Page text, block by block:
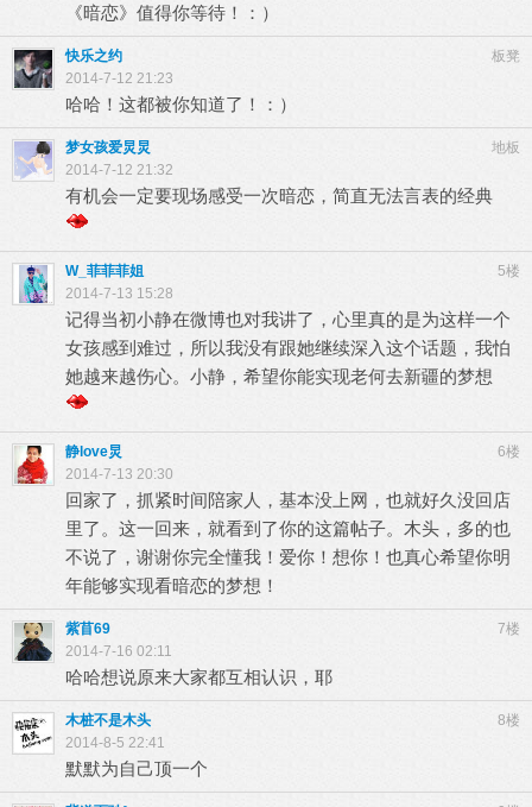
《暗恋》值得你等待！：）
板凳
快乐之约
2014-7-12 21:23
哈哈！这都被你知道了！：）
地板
梦女孩爱炅炅
2014-7-12 21:32
有机会一定要现场感受一次暗恋，简直无法言表的经典
5楼
W_菲菲菲姐
2014-7-13 15:28
记得当初小静在微博也对我讲了，心里真的是为这样一个
女孩感到难过，所以我没有跟她继续深入这个话题，我怕
她越来越伤心。小静，希望你能实现老何去新疆的梦想
6楼
静love炅
2014-7-13 20:30
回家了，抓紧时间陪家人，基本没上网，也就好久没回店
里了。这一回来，就看到了你的这篇帖子。木头，多的也
不说了，谢谢你完全懂我！爱你！想你！也真心希望你明
年能够实现看暗恋的梦想！
7楼
紫苜69
2014-7-16 02:11
哈哈想说原来大家都互相认识，耶
8楼
木桩不是木头
2014-8-5 22:41
默默为自己顶一个